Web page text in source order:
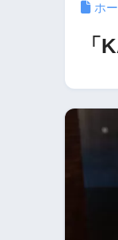
ホ
「